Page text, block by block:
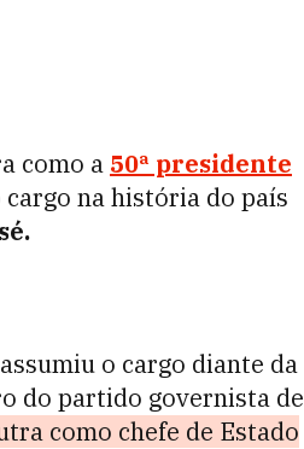
como a 50ª presidente
na história do país
o cargo diante da
do partido governista de
como chefe de Estado